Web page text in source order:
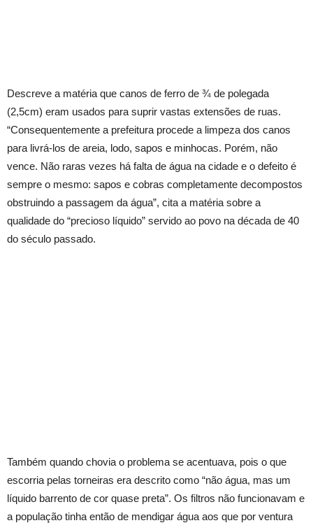
Descreve a matéria que canos de ferro de ¾ de polegada
(2,5cm) eram usados para suprir vastas extensões de ruas.
“Consequentemente a prefeitura procede a limpeza dos canos
para livrá-los de areia, lodo, sapos e minhocas. Porém, não
vence. Não raras vezes há falta de água na cidade e o defeito é
sempre o mesmo: sapos e cobras completamente decompostos
obstruindo a passagem da água”, cita a matéria sobre a
qualidade do “precioso líquido” servido ao povo na década de 40
do século passado.
Também quando chovia o problema se acentuava, pois o que
escorria pelas torneiras era descrito como “não água, mas um
líquido barrento de cor quase preta”. Os filtros não funcionavam e
a população tinha então de mendigar água aos que por ventura